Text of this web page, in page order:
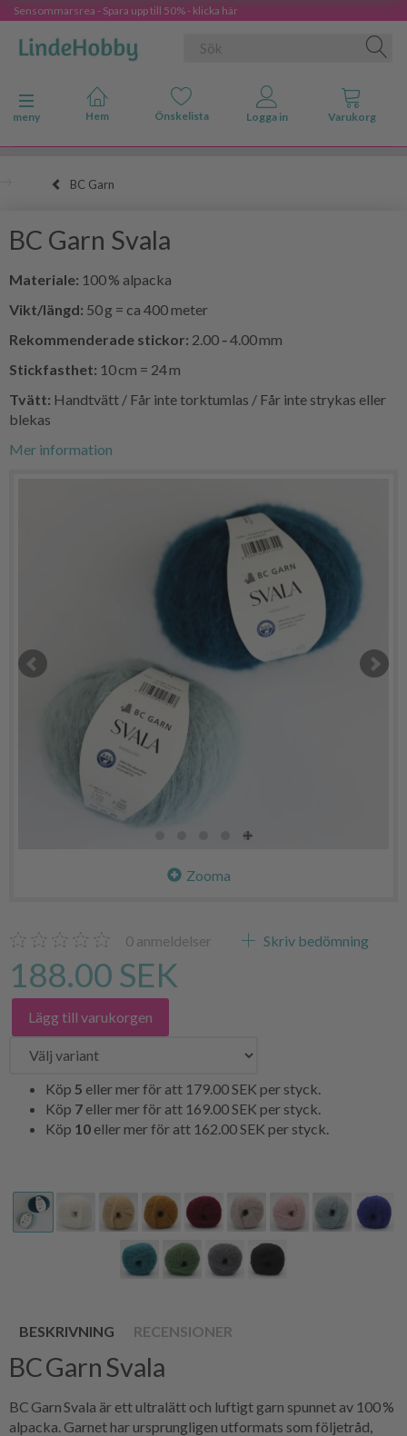
Sensommarsrea - Spara upp till 50% - klicka här
Ändra navigering
meny
BC Garn
BC Garn Svala
Materiale: 100 % alpacka
Vikt/längd: 50 g = ca 400 meter
Rekommenderade stickor: 2.00 ‑ 4.00 mm
Stickfasthet: 10 cm = 24 m
Tvätt: Handtvätt / Får inte torktumlas / Får inte strykas eller
blekas
Mer information
Zooma
0 anmeldelser Skriv bedömning
188.00 SEK
Lägg till varukorgen
Köp 5 eller mer för att 179.00 SEK per styck.
Köp 7 eller mer för att 169.00 SEK per styck.
Köp 10 eller mer för att 162.00 SEK per styck.
BESKRIVNING RECENSIONER
BC Garn Svala
BC Garn Svala är ett ultralätt och luftigt garn spunnet av 100 %
alpacka. Garnet har ursprungligen utformats som följetråd,